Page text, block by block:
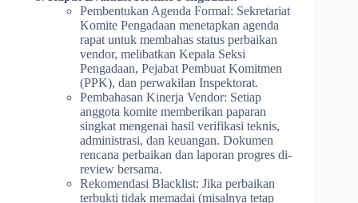
Pembentukan Agenda Formal: Sekretariat
Komite Pengadaan menetapkan agenda
rapat untuk membahas status perbaikan
vendor, melibatkan Kepala Seksi
Pengadaan, Pejabat Pembuat Komitmen
(PPK), dan perwakilan Inspektorat.
Pembahasan Kinerja Vendor: Setiap
anggota komite memberikan paparan
singkat mengenai hasil verifikasi teknis,
administrasi, dan keuangan. Dokumen
rencana perbaikan dan laporan progres di-
review bersama.
Rekomendasi Blacklist: Jika perbaikan
terbukti tidak memadai (misalnya tetap